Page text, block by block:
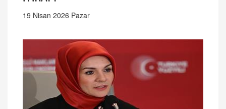
19 Nisan 2026 Pazar